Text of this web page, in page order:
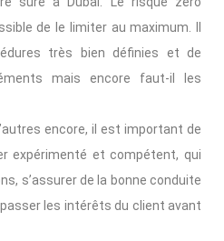
de le limiter au maximum. Il
très bien définies et de
mais encore faut-il les
encore, il est important de
expérimenté et compétent, qui
s’assurer de la bonne conduite
les intérêts du client avant